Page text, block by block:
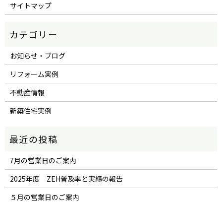
サイトマップ
お知らせ・ブログ
リフォーム実例
不動産情報
新築住宅実例
7月の営業日のご案内
2025年度 ZEH普及率と実績の報告
５月の営業日のご案内